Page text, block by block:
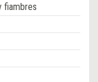
fiambres